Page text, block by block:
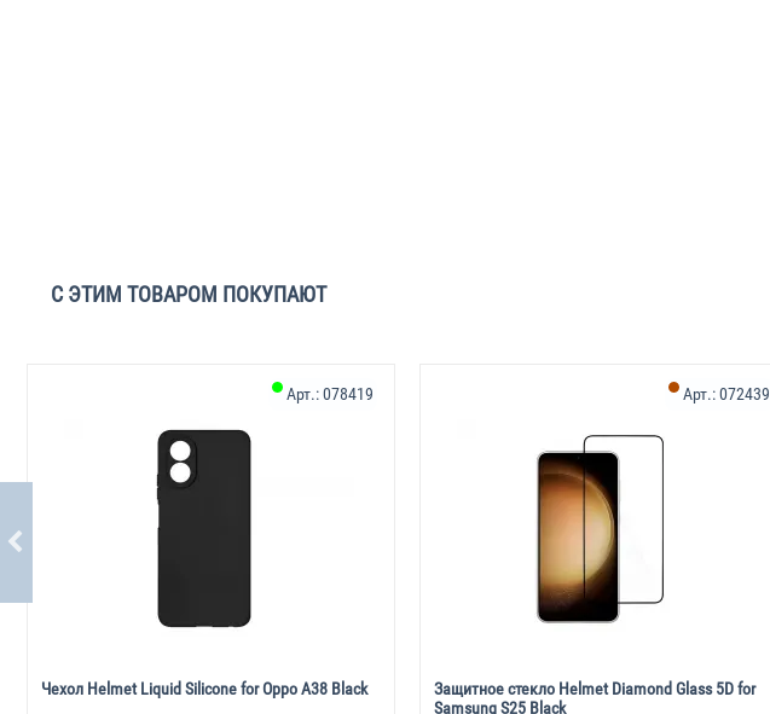
С ЭТИМ ТОВАРОМ ПОКУПАЮТ
Чехол Helmet Liquid Silicone for Oppo A38 Black
Арт.:078419
Защитное стекло Helmet Diamond Glass 5D for
Samsung S25 Black
Арт.:072439